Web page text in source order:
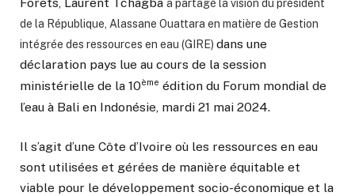
Forêts, Laurent Tchagba a partagé la vision du président
de la République, Alassane Ouattara en matière de Gestion
intégrée des ressources en eau (GIRE) dans une
déclaration pays lue au cours de la session
ministérielle de la 10ème édition du Forum mondial de
l’eau à Bali en Indonésie, mardi 21 mai 2024.
Il s’agit d’une Côte d’Ivoire où les ressources en eau
sont utilisées et gérées de manière équitable et
viable pour le développement socio-économique et la